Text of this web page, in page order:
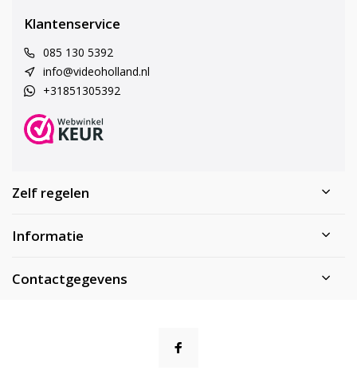
Klantenservice
085 130 5392
info@videoholland.nl
+31851305392
Zelf regelen
Informatie
Contactgegevens